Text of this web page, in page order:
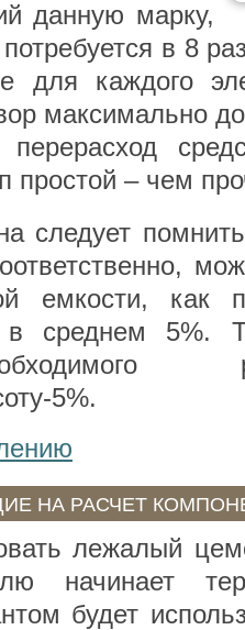
данную марку,
в 8
каждого
максимально
перерасход
простой – чем
следует
емкости, как
среднем 5%.
5%.
НА РАСЧЕТ
лежалый
начинает
будет